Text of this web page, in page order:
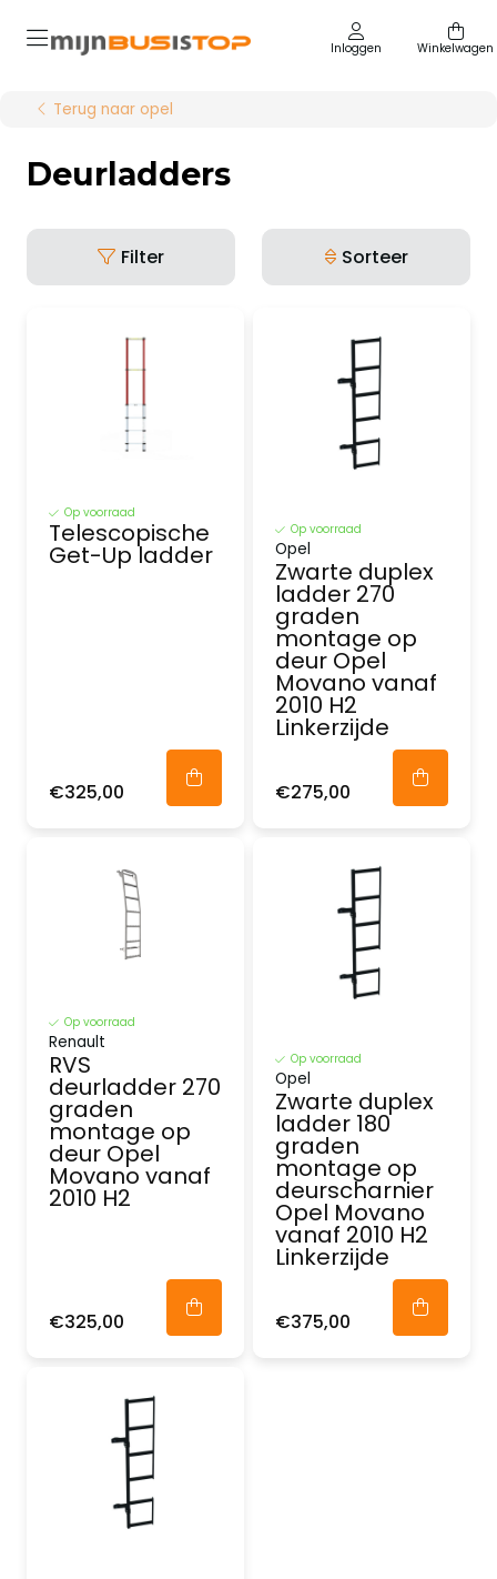
Inloggen Winkelwagen
Terug naar opel
Deurladders
Filter Sorteer
Op voorraad
Telescopische
Get-Up ladder
€325,00
Op voorraad
Opel
Zwarte duplex
ladder 270
graden
montage op
deur Opel
Movano vanaf
2010 H2
Linkerzijde
€275,00
Op voorraad
Renault
RVS
deurladder 270
graden
montage op
deur Opel
Movano vanaf
2010 H2
€325,00
Op voorraad
Opel
Zwarte duplex
ladder 180
graden
montage op
deurscharnier
Opel Movano
vanaf 2010 H2
Linkerzijde
€375,00